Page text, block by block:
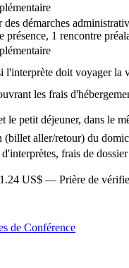
démarches
présence, 1 rencontre
l'interprète doit voyager la
les frais
le petit déjeuner, dans le
(billet aller/retour) du
frais de
US$ — Prière de
de Conférence